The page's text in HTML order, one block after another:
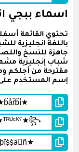
اسماء ببجي
تحتوي القائمة
جاهزة للنسخ
شباب إنجليزية
مقترحة من أجلكم
إسم المستخدم